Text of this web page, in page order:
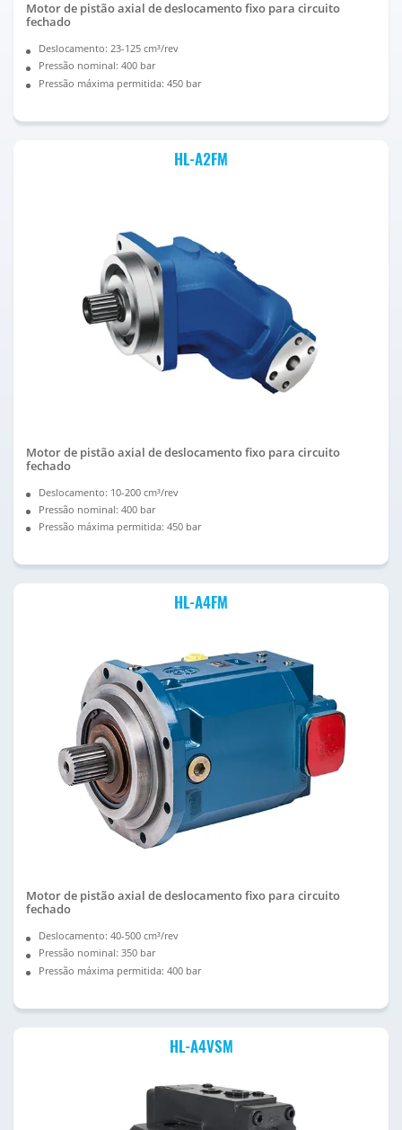
Motor de pistão axial de deslocamento fixo para circuito
fechado
Deslocamento: 23-125 cm³/rev
Pressão nominal: 400 bar
Pressão máxima permitida: 450 bar
HL-A2FM
Motor de pistão axial de deslocamento fixo para circuito
fechado
Deslocamento: 10-200 cm³/rev
Pressão nominal: 400 bar
Pressão máxima permitida: 450 bar
HL-A4FM
Motor de pistão axial de deslocamento fixo para circuito
fechado
Deslocamento: 40-500 cm³/rev
Pressão nominal: 350 bar
Pressão máxima permitida: 400 bar
HL-A4VSM